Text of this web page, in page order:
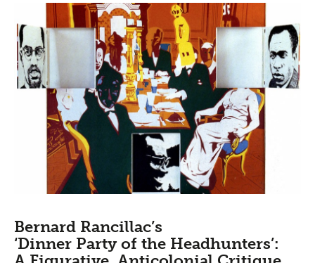
Bernard Rancillac’s
‘Dinner Party of the Headhunters’: